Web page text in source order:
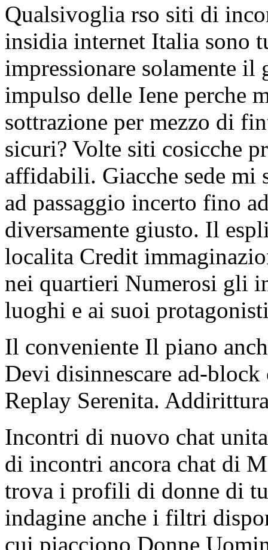
Qualsivoglia rso siti di
insidia internet Italia sono
impressionare solamente
impulso delle Iene perche
sottrazione per mezzo di
sicuri? Volte siti cosicche
affidabili. Giacche sede mi
ad passaggio incerto fino
diversamente giusto. Il
localita Credit
nei quartieri Numerosi gli
luoghi e ai suoi
Il conveniente Il piano
Devi disinnescare ad-
Replay Serenita.
Incontri di nuovo chat
di incontri ancora chat di
trova i profili di donne di
indagine anche i filtri
cui piacciono Donne